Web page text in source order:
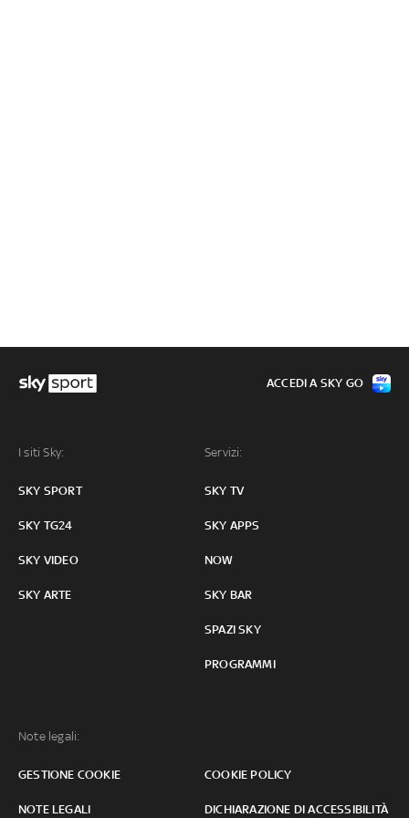
I siti Sky:
SKY SPORT
SKY TG24
SKY VIDEO
SKY ARTE
Servizi:
SKY TV
SKY APPS
NOW
SKY BAR
SPAZI SKY
PROGRAMMI
Note legali:
GESTIONE COOKIE COOKIE POLICY
NOTE LEGALI DICHIARAZIONE DI ACCESSIBILITÀ
ACCEDI A SKY GO